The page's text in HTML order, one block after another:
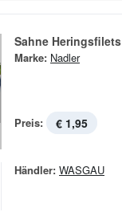
Sahne Heringsfilets
Marke: Nadler
Preis: € 1,95
Händler: WASGAU